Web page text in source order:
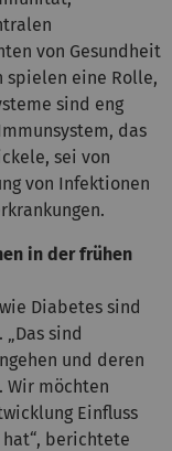
von Gesundheit
spielen eine Rolle,
sind eng
das
sei von
von Infektionen
in der frühen
Diabetes sind
„Das sind
und deren
Wir möchten
Einfluss
berichtete